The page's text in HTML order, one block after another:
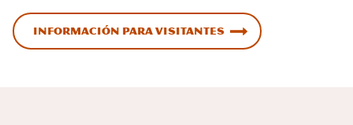
Información para visitantes